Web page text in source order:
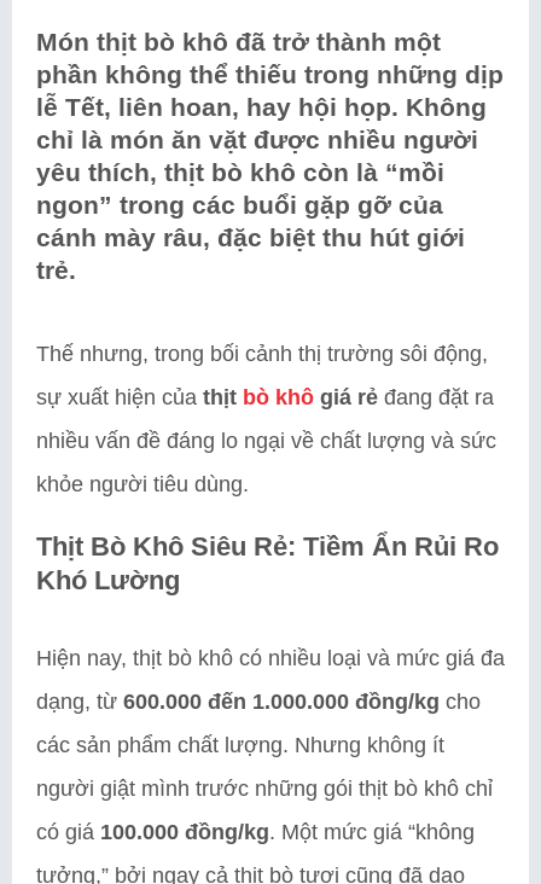
Món thịt bò khô đã trở thành một
phần không thể thiếu trong những dịp
lễ Tết, liên hoan, hay hội họp. Không
chỉ là món ăn vặt được nhiều người
yêu thích, thịt bò khô còn là “mồi
ngon” trong các buổi gặp gỡ của
cánh mày râu, đặc biệt thu hút giới
trẻ.
Thế nhưng, trong bối cảnh thị trường sôi động,
sự xuất hiện của thịt bò khô giá rẻ đang đặt ra
nhiều vấn đề đáng lo ngại về chất lượng và sức
khỏe người tiêu dùng.
Thịt Bò Khô Siêu Rẻ: Tiềm Ẩn Rủi Ro
Khó Lường
Hiện nay, thịt bò khô có nhiều loại và mức giá đa
dạng, từ 600.000 đến 1.000.000 đồng/kg cho
các sản phẩm chất lượng. Nhưng không ít
người giật mình trước những gói thịt bò khô chỉ
có giá 100.000 đồng/kg. Một mức giá “không
tưởng,” bởi ngay cả thịt bò tươi cũng đã dao